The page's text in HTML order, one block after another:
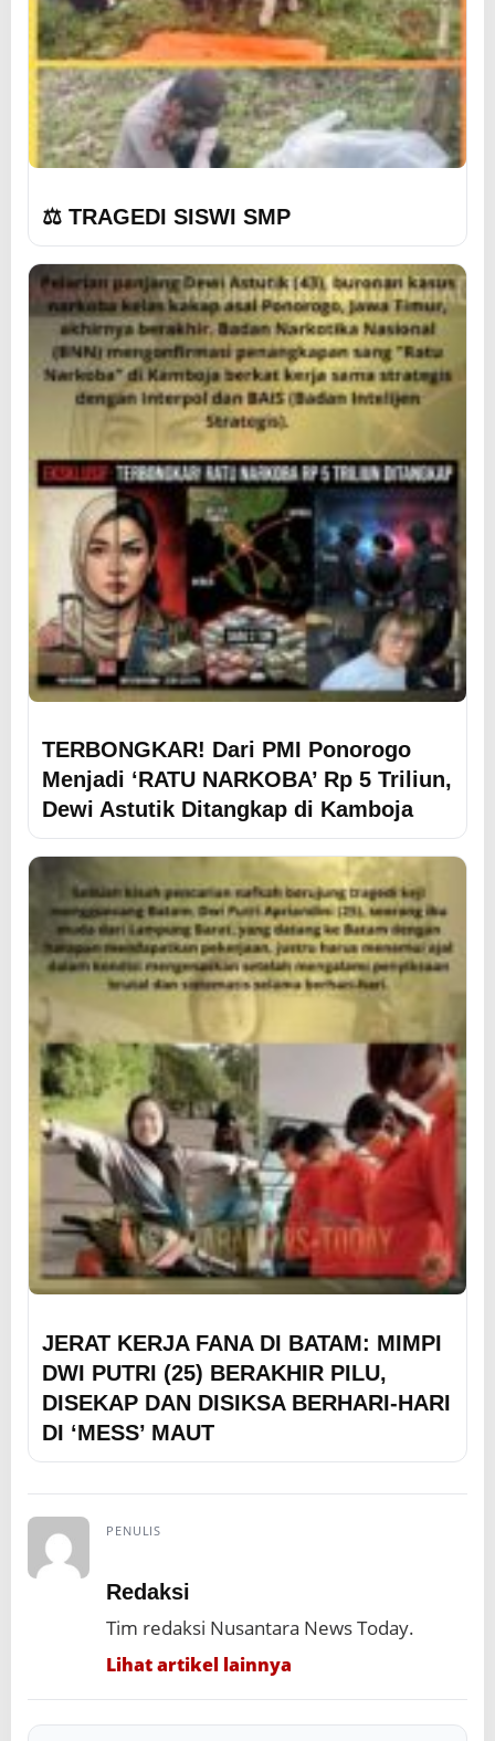
⚖️ TRAGEDI SISWI SMP
TERBONGKAR! Dari PMI Ponorogo
Menjadi ‘RATU NARKOBA’ Rp 5 Triliun,
Dewi Astutik Ditangkap di Kamboja
JERAT KERJA FANA DI BATAM: MIMPI
DWI PUTRI (25) BERAKHIR PILU,
DISEKAP DAN DISIKSA BERHARI-HARI
DI ‘MESS’ MAUT
PENULIS
Redaksi
Tim redaksi Nusantara News Today.
Lihat artikel lainnya